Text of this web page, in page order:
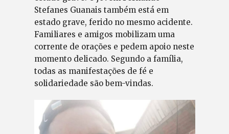
Stefanes Guanais também está em
estado grave, ferido no mesmo acidente.
Familiares e amigos mobilizam uma
corrente de orações e pedem apoio neste
momento delicado. Segundo a família,
todas as manifestações de fé e
solidariedade são bem-vindas.